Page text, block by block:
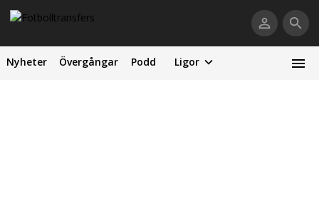
Nyheter Övergångar Podd Ligor